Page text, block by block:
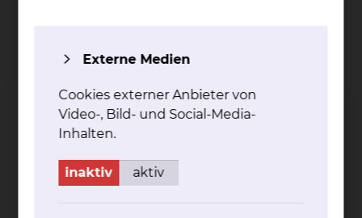
Tho­mas Han­hus
Salzdahlumer Straße 90, 38126 Braunschweig
Freisestraße 9/10, 38118 Braunschweig
Tel.:+49 531 595 2049
Per E-Mail kontaktieren
Externe Medien
Cookies externer Anbieter von
Video-, Bild- und Social-Media-
Inhalten.
inaktiv aktiv